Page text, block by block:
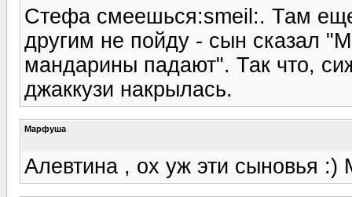
Стефа смеешься:smeil:. Там
другим не пойду - сын сказал
мандарины падают". Так что,
джаккузи накрылась.
Марфуша
Алевтина , ох уж эти сыновья :)